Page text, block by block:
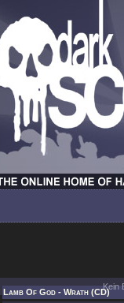
Kein
Lamb Of God - Wrath (CD)